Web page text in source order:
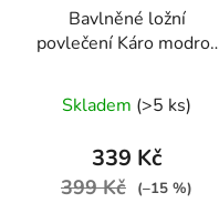
Bavlněné ložní
povlečení Káro modro-
70 × 90 cm
Skladem (>5 ks)
339 Kč
399 Kč (–15 %)